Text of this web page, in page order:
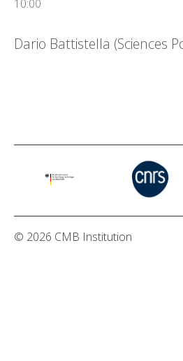
10:00
Dario Battistella (Sciences
© 2026 CMB Institution